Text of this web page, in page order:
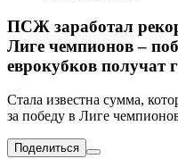
ПСЖ заработал
Лиге чемпионов –
еврокубков получат
Стала известна сумма,
за победу в Лиге
Поделиться